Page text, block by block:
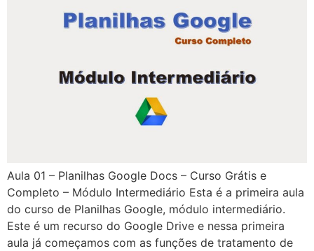
Aula 01 – Planilhas Google Docs – Curso Grátis e
Completo – Módulo Intermediário Esta é a primeira aula
do curso de Planilhas Google, módulo intermediário.
Este é um recurso do Google Drive e nessa primeira
aula já começamos com as funções de tratamento de